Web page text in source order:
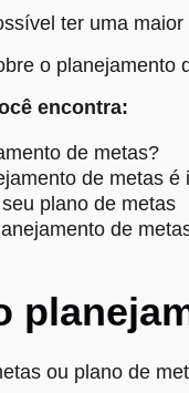
ter uma
o planejamento
encontra:
de metas?
de metas é
plano de metas
de
ou plano de